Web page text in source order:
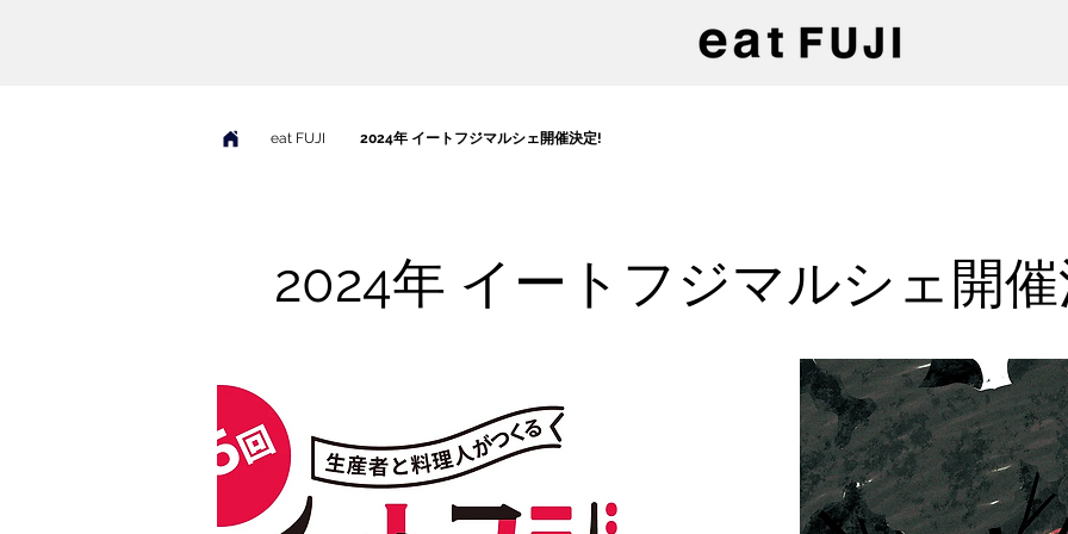
eat FUJI 2024年 イートフジマルシェ開催決定!
2024年 イートフジマルシェ開